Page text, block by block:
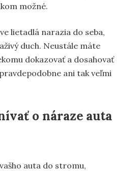
možné.
lietadlá narazia do seba,
duch. Neustále máte
dokazovať a dosahovať
ani tak veľmi
o náraze auta
auta do stromu,